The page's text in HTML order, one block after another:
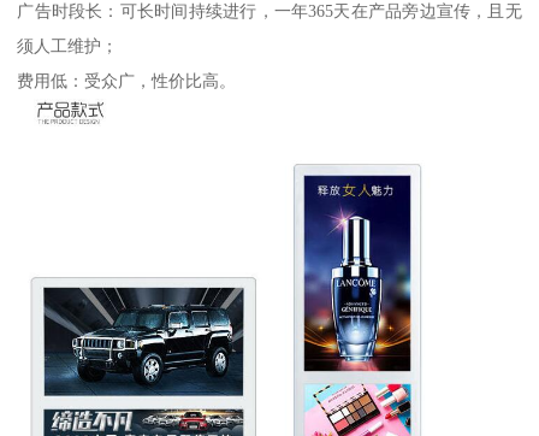
广告时段长：可长时间持续进行，一年365天在产品旁边宣传，且无
须人工维护；
费用低：受众广，性价比高。